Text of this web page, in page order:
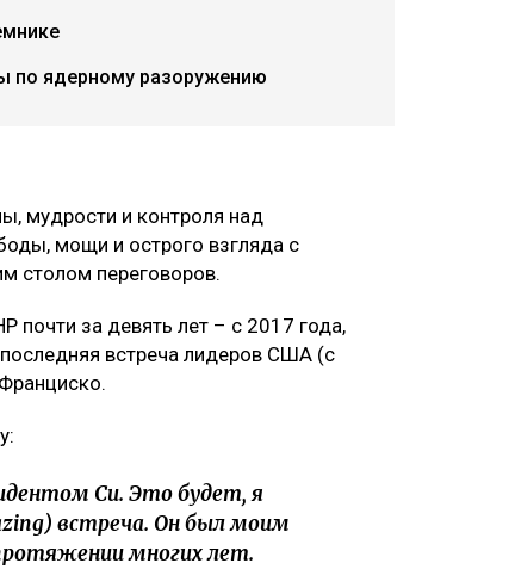
по ядерному разоружению
мудрости и контроля над
мощи и острого взгляда с
столом переговоров.
почти за девять лет – с 2017 года,
встреча лидеров США (с
Си. Это будет, я
встреча. Он был моим
многих лет.